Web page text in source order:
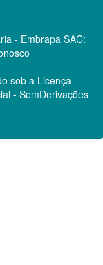
- Embrapa SAC:
sob a Licença
- SemDerivações